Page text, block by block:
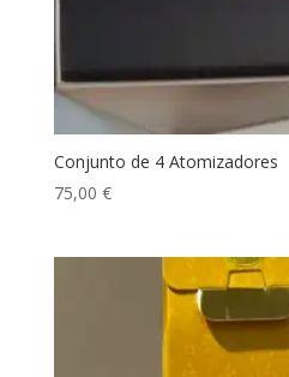
Conjunto de 4 Atomizadores
75,00 €